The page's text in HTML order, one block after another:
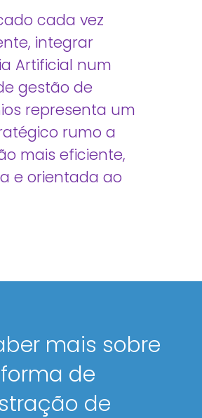
cada vez
integrar
Artificial num
gestão de
representa um
rumo a
mais eficiente,
e orientada ao
mais sobre
de
de